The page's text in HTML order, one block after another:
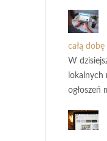
całą dobę
W
lokalnych
ogłoszeń